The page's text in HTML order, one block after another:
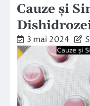
Cauze și
3 mai 2024